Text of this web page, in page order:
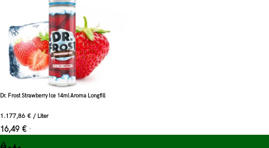
Dr. Frost Strawberry Ice 14ml Aroma Longfill
1.177,86 € / Liter
16,49 € *